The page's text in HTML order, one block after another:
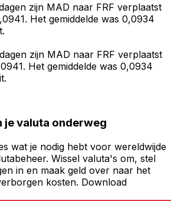
zijn MAD naar FRF verplaatst
Het gemiddelde was 0,0934
zijn MAD naar FRF verplaatst
Het gemiddelde was 0,0934
je valuta onderweg
wat je nodig hebt voor wereldwijde
Wissel valuta's om, stel
in en maak geld over naar het
kosten. Download